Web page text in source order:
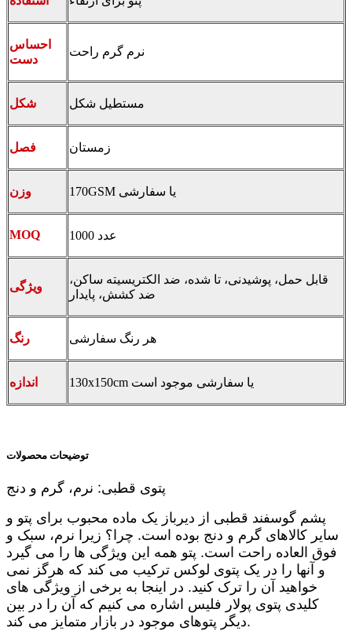
احساس
دست
نرم گرم راحت
شکل مستطیل شکل
فصل زمستان
وزن 170GSM یا سفارشی
MOQ 1000 عدد
ویژگی
قابل حمل، پوشیدنی، تا شده، ضد الکتریسیته ساکن،
ضد کشش، پایدار
رنگ هر رنگ سفارشی
اندازه 130x150cm یا سفارشی موجود است
توضیحات محصولات
پتوی قطبی: نرم، گرم و دنج
پشم گوسفند قطبی از دیرباز یک ماده محبوب برای پتو و
سایر کالاهای گرم و دنج بوده است. چرا؟ زیرا نرم، سبک و
فوق العاده راحت است. پتو همه این ویژگی ها را می گیرد
و آنها را در یک پتوی لوکس ترکیب می کند که هرگز نمی
خواهید آن را ترک کنید. در اینجا به برخی از ویژگی های
کلیدی پتوی پولار فلیس اشاره می کنیم که آن را در بین
دیگر پتوهای موجود در بازار متمایز می کند.